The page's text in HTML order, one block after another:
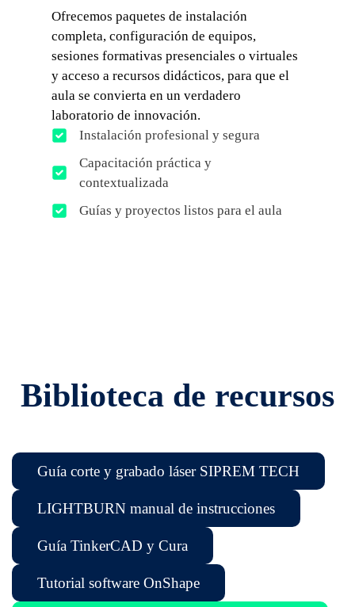
Ofrecemos paquetes de instalación
completa, configuración de equipos,
sesiones formativas presenciales o virtuales
y acceso a recursos didácticos, para que el
aula se convierta en un verdadero
laboratorio de innovación.
Instalación profesional y segura
Capacitación práctica y
contextualizada
Guías y proyectos listos para el aula
Biblioteca de recursos
Guía corte y grabado láser SIPREM TECH
LIGHTBURN manual de instrucciones
Guía TinkerCAD y Cura
Tutorial software OnShape